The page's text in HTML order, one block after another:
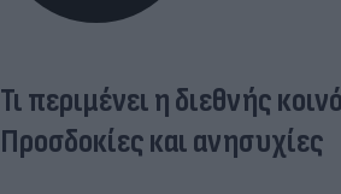
Τι περιμένει η διεθνής
Προσδοκίες και ανησυχίες